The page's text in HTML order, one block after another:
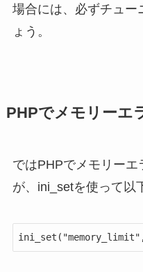
場合には、必ずチュー
ょう。
PHPでメモリーエ
ではPHPでメモリー
が、ini_setを使って以